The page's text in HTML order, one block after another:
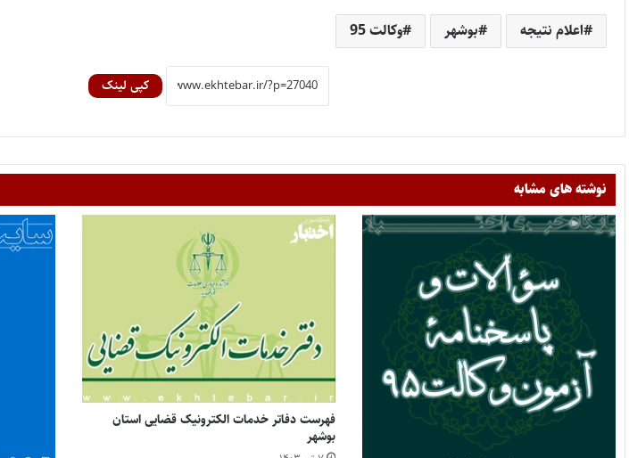
اعلام نتیجه بوشهر وکالت 95
کپی لینک
نوشته های مشابه
فهرست دفاتر خدمات الکترونیک قضایی استان
بوشهر